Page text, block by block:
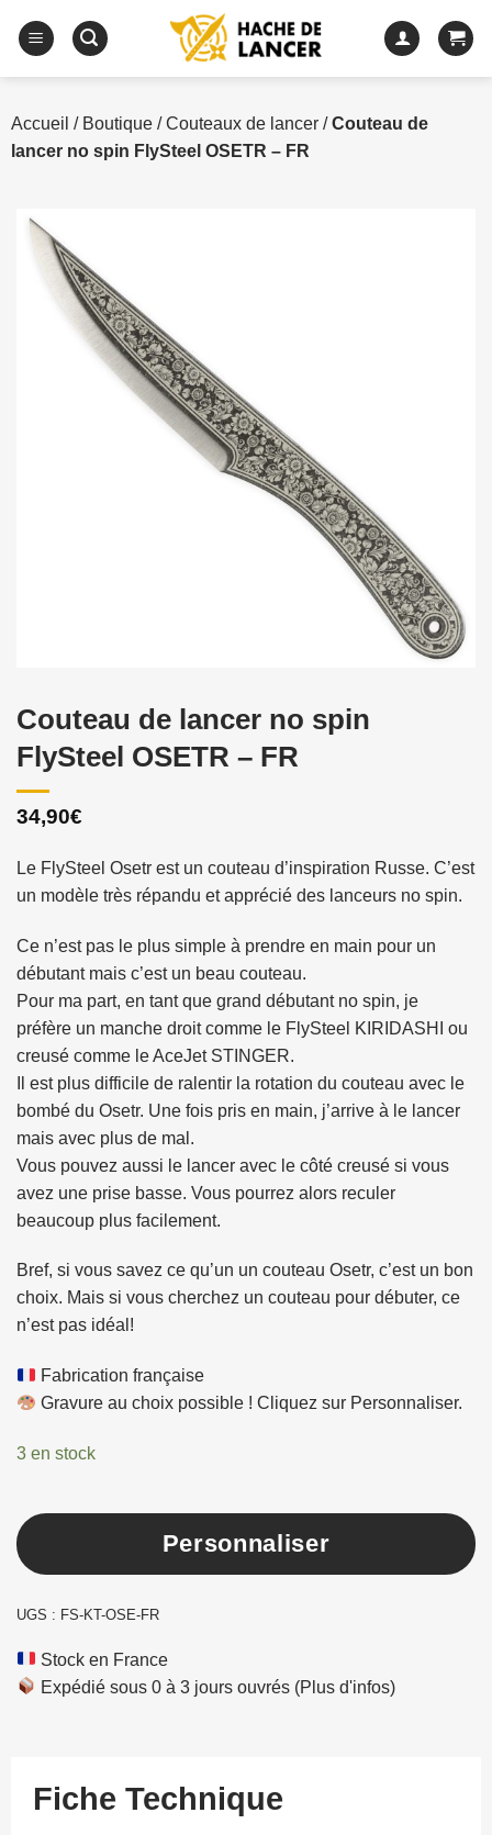
Accueil / Boutique/Couteaux de lancer/Couteau de
lancer no spin FlySteel OSETR – FR
Couteau de lancer no spin
FlySteel OSETR – FR
34,90€
Le FlySteel Osetr est un couteau d’inspiration Russe. C’est
un modèle très répandu et apprécié des lanceurs no spin.
Ce n’est pas le plus simple à prendre en main pour un
débutant mais c’est un beau couteau.
Pour ma part, en tant que grand débutant no spin, je
préfère un manche droit comme le FlySteel KIRIDASHI
ou
creusé comme leAceJet STINGER.
Il est plus difficile de ralentir la rotation du couteau avec le
bombé du Osetr. Une fois pris en main, j’arrive à le lancer
mais avec plus de mal.
Vous pouvez aussi le lancer avec le côté creusé si vous
avez une prise basse. Vous pourrez alors reculer
beaucoup plus facilement.
Bref, si vous savez ce qu’un un couteau Osetr, c’est un bon
choix. Mais si vous cherchez un couteau pour débuter, ce
n’est pas idéal!
Fabrication française
Gravure au choix possible ! Cliquez sur Personnaliser.
3 en stock
Press
the
Configure
button
to
product
Personnaliser
UGS : FS-KT-OSE-FR
Stock en France
Expédié sous 0 à 3 jours ouvrés (Plus d'infos)
Fiche Technique